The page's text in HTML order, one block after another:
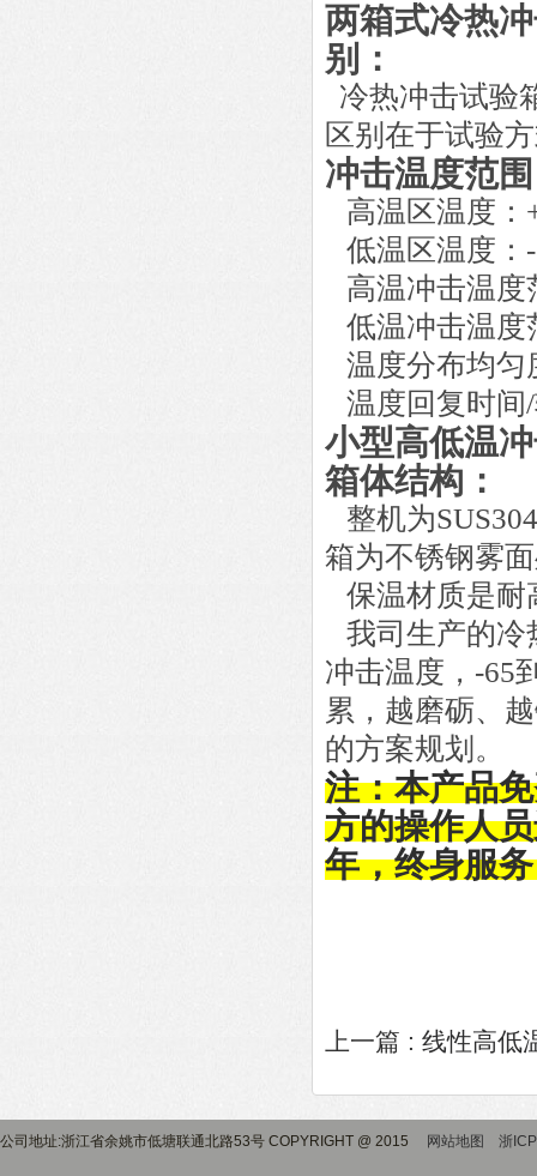
两箱式冷热
别：
冷热冲击试验
区别在于试验
冲击温度范
高温区温度：
低温区温度：
高温冲击温度
低温冲击温度
温度分布均匀
温度回复时间/
小型高低温
箱体结构：
整机为
箱为不锈钢雾
保温材质是耐
我司生产的冷
冲击温度， -65
累，越磨砺、
的方案规划
注：本产品
方的操作人
年，终身服
上一篇 : 线性高低
公司地址:浙江省余姚市低塘联通北路53号 COPYRIGHT @ 2015 网站地图 浙